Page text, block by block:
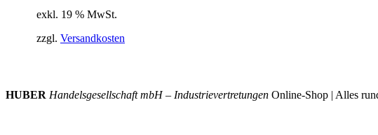
exkl. 19 % MwSt.
zzgl. Versandkosten
HUBER Handelsgesellschaft mbH – Industrievertretungen Online-Shop | Alles